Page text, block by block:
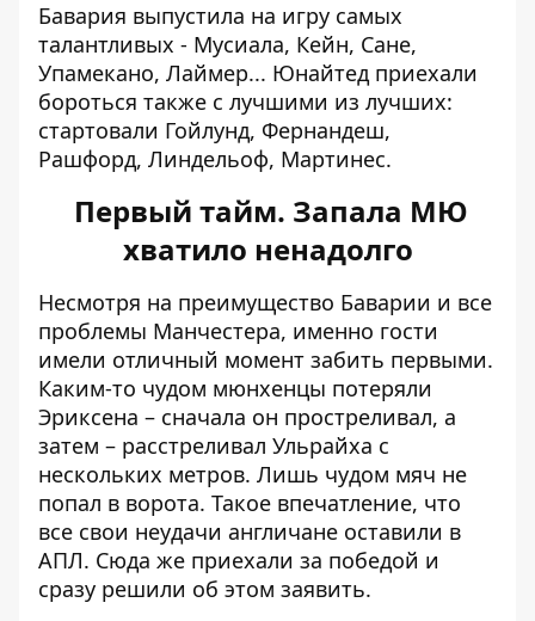
Бавария выпустила на игру самых
талантливых - Мусиала, Кейн, Сане,
Упамекано, Лаймер... Юнайтед приехали
бороться также с лучшими из лучших:
стартовали Гойлунд, Фернандеш,
Рашфорд, Линдельоф, Мартинес.
Первый тайм. Запала МЮ
хватило ненадолго
Несмотря на преимущество Баварии и все
проблемы Манчестера, именно гости
имели отличный момент забить первыми.
Каким-то чудом мюнхенцы потеряли
Эриксена – сначала он простреливал, а
затем – расстреливал Ульрайха с
нескольких метров. Лишь чудом мяч не
попал в ворота. Такое впечатление, что
все свои неудачи англичане оставили в
АПЛ. Сюда же приехали за победой и
сразу решили об этом заявить.